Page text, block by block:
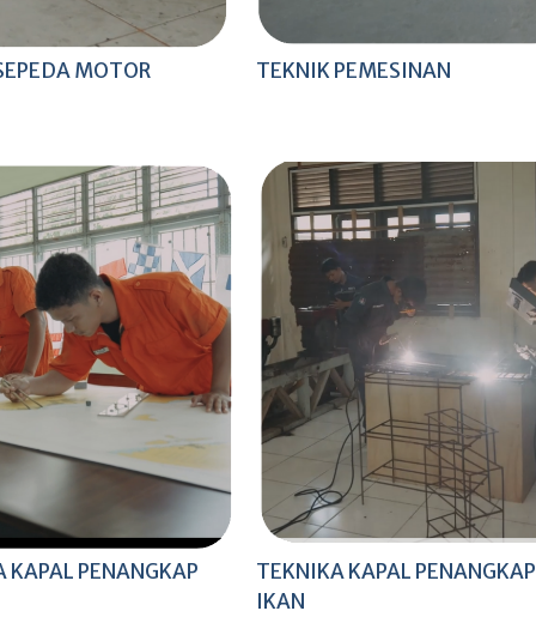
MOTOR TEKNIK PEMESINAN
KAPAL PENANGKAP
TEKNIKA KAPAL PENANGKAP
IKAN